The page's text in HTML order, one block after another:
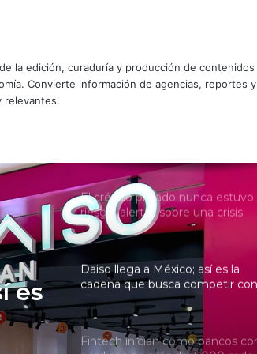
la edición, curaduría y producción de contenidos
Convierte información de agencias, reportes y
relevantes.
operaciones con más de 120,000
mdp en activos
Daiso llega a México; así es la
cadena que busca competir con
Miniso y Mumuso
Fintech inician como bancos con
pérdidas de más de 4,000 mdp
Greg Abel, CEO de Berkshire,